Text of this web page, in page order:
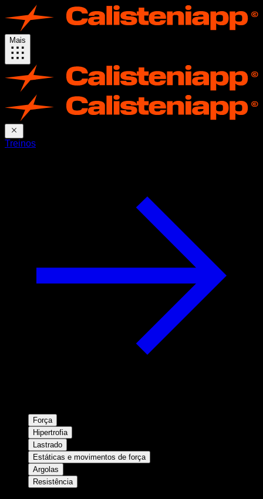
Mais
Treinos
Força
Hipertrofia
Lastrado
Estáticas e movimentos de força
Argolas
Resistência